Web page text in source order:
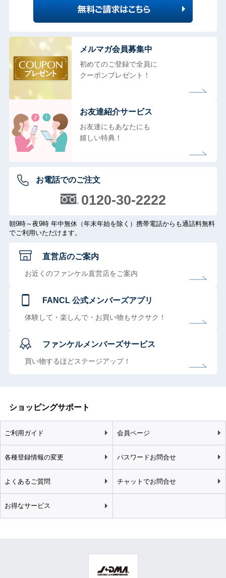
メルマガ会員募集中
初めてのご登録で全員に
クーポンプレゼント！
お友達紹介サービス
お友達にもあなたにも
嬉しい特典！
お電話でのご注文
0120-30-2222
朝9時～夜9時 年中無休（年末年始を除く）携帯電話からも通話料無料
でご利用いただけます。
直営店のご案内
お近くのファンケル直営店をご案内
FANCL 公式メンバーズアプリ
体験して・楽しんで・お買い物もサクサク！
ファンケルメンバーズサービス
買い物するほどステージアップ！
ショッピングサポート
ご利用ガイド 会員ページ
各種登録情報の変更 パスワードお問合せ
よくあるご質問 チャットでお問合せ
お得なサービス